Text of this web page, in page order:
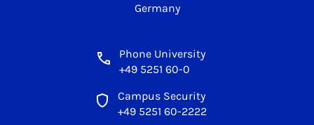
Germany
Phone University
+49 5251 60-0
Campus Security
+49 5251 60-2222